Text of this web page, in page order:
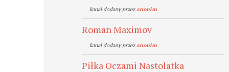
kanal dodany przezanonim
Roman Maximov
kanal dodany przezanonim
Piłka Oczami Nastolatka